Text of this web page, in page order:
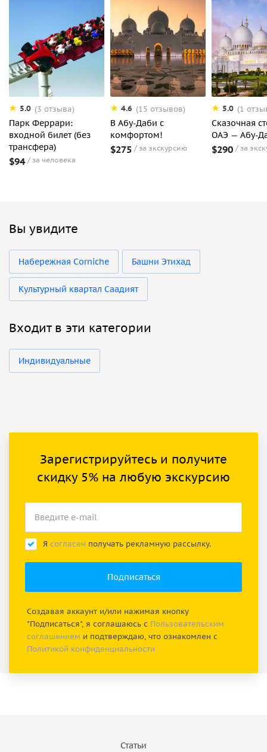
5.0 (3 отзыва)
Парк Феррари:
входной билет (без
трансфера)
$94 за человека
4.6 (15 отзывов)
В Абу-Даби с
комфортом!
$275 за экскурсию
5.0 (1
Сказочная
ОАЭ — Абу-
$290 за
Вы увидите
Набережная Corniche Башни Этихад
Культурный квартал Саадият
Входит в эти категории
Индивидуальные
Зарегистрируйтесь и получите
скидку 5% на любую экскурсию
Я согласен получать рекламную рассылку.
Создавая аккаунт и/или нажимая кнопку
"Подписаться", я соглашаюсь с Пользовательским
соглашением и подтверждаю, что ознакомлен с
Политикой конфиденциальности
Статьи